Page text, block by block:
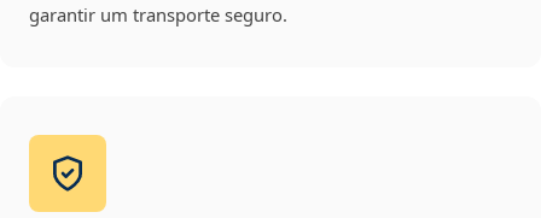
garantir um transporte seguro.